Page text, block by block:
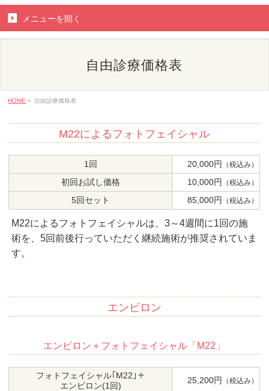
メニューを開く
自由診療価格表
HOME » 自由診療価格表
M22によるフォトフェイシャル
1回 20,000円 （税込み）
初回お試し価格 10,000円 （税込み）
5回セット 85,000円 （税込み）
M22によるフォトフェイシャルは、3～4週間に1回の施
術を、5回前後行っていただく継続施術が推奨されていま
す。
エンビロン
エンビロン＋フォトフェイシャル「M22」
フォトフェイシャル｢M22｣＋
エンビロン(1回)
25,200円 （税込み）